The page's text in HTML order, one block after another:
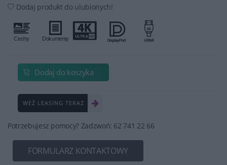
Dodaj produkt do ulubionych!
Dodaj do koszyka
WEŹ LEASING TERAZ
Potrzebujesz pomocy? Zadzwoń: 62 741 22 66
FORMULARZ KONTAKTOWY